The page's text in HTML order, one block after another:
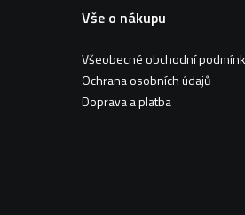
Vše o nákupu
Všeobecné obchodní
Ochrana osobních údajů
Doprava a platba